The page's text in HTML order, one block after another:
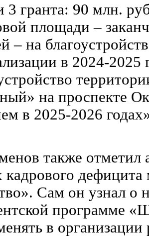
гранта: 90 млн.
площади –
– на
в 2024-2025
на проспекте
в 2025-2026
также отметил
кадрового
Сам он узнал о
программе
в